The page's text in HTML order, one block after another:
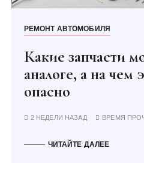
РЕМОНТ АВТОМОБИЛЯ
Какие запчасти
аналоге, а на чем
опасно
2 НЕДЕЛИ НАЗАД ВРЕМЯ
ЧИТАЙТЕ ДАЛЕЕ